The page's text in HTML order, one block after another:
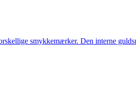
smykkemærker. Den interne